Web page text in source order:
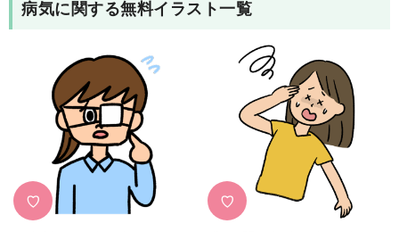
病気に関する無料イラスト一覧
♡ ♡